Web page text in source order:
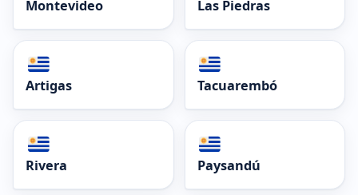
Montevideo Las Piedras
Artigas Tacuarembó
Rivera Paysandú